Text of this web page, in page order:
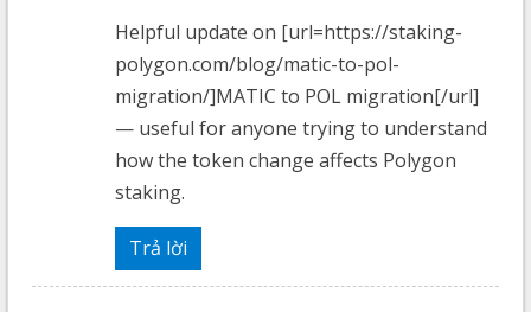
Helpful update on [url=https://staking-
polygon.com/blog/matic-to-pol-
migration/]MATIC to POL migration[/url]
— useful for anyone trying to understand
how the token change affects Polygon
staking.
Trả lời